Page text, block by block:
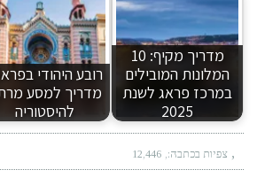
מדריך מקיף: 10
המלונות המובילים
במרכז פראג לשנת
2025
רובע היהודי
מדריך למסע
להיסטוריה
צפיות בכתבה: 12,446